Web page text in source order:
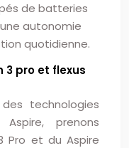
de batteries
autonomie
quotidienne.
3 pro et flexus
technologies
prenons
Pro et du Aspire